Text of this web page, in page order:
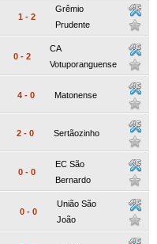
1 - 2
Grêmio
Prudente
0 - 2
CA
Votuporanguense
4 - 0 Matonense
2 - 0 Sertãozinho
0 - 0
EC São
Bernardo
0 - 0
União São
João